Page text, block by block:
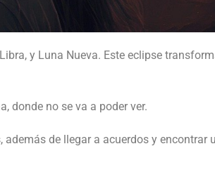
y Luna Nueva. Este eclipse
donde no se va a poder ver.
de llegar a acuerdos y encontrar